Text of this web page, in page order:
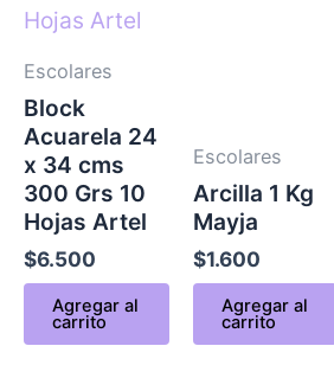
Escolares
Block
Acuarela 24
x 34 cms
300 Grs 10
Hojas Artel
$6.500
Agregar al
carrito
Escolares
Arcilla 1 Kg
Mayja
$1.600
Agregar al
carrito